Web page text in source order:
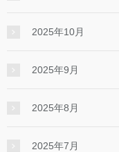
2025年10月
2025年9月
2025年8月
2025年7月